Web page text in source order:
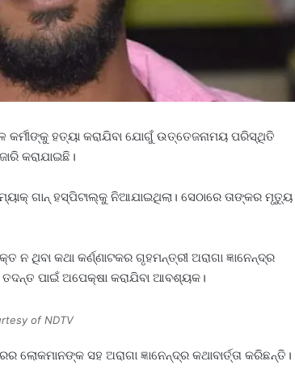
କର୍ମୀଙ୍କୁ ହତ୍ୟା କରାଯିବା ଯୋଗୁଁ ଉତ୍ତେଜନାମୟ ପରିସ୍ଥିତି
କରାଯାଇଛି।
ଗାନ୍‌ ହସ୍ପିଟାଲ୍‌କୁ ନିଆଯାଇଥିଲା। ସେଠ‌ାରେ ତାଙ୍କର ମୃତ୍ୟୁ
ଥିବା କଥା କର୍ଣ୍ଣାଟକର ଗୃହମନ୍ତ୍ରୀ ଅରାଗା ଜ୍ଞାନେନ୍ଦ୍ର
ପାଇଁ ଅପେକ୍ଷା କରାଯିବା ଆବଶ୍ୟକ।
of NDTV
ସହ ଅରାଗା ଜ୍ଞାନେନ୍ଦ୍ର କଥାବାର୍ତ୍ତା କରିଛନ୍ତି।